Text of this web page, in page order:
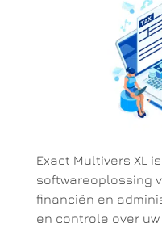
Exact Multivers XL
softwareoplossing
financiën en
en controle over